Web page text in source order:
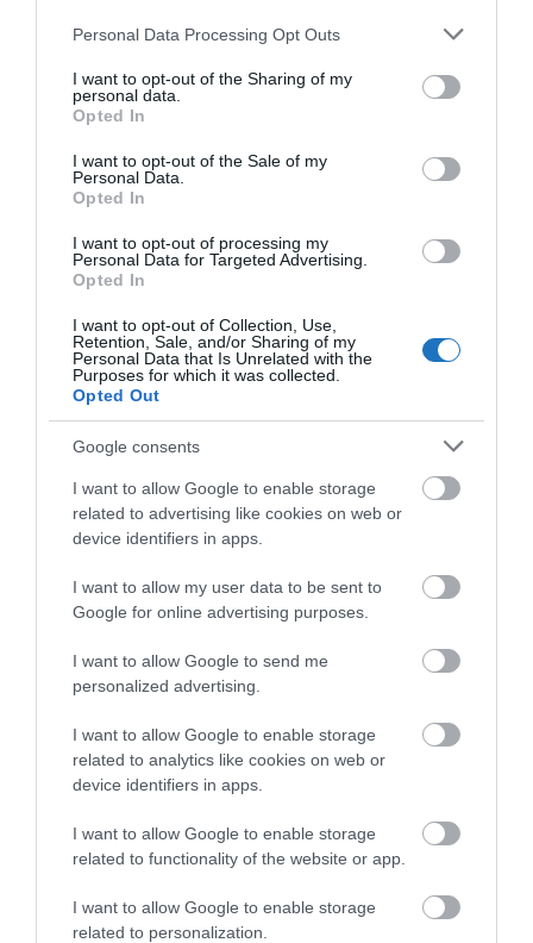
Please note that this website/app uses one or more Google
not limited to your visit or usage behaviour. You may click to
grant or deny consent to Google and its third-party tags to
use your data for below specified purposes in below Google
consent section.
Personal Data Processing Opt Outs
I want to opt-out of the Sharing of my
personal data.
Opted In
I want to opt-out of the Sale of my
Personal Data.
Opted In
I want to opt-out of processing my
Personal Data for Targeted Advertising.
Opted In
I want to opt-out of Collection, Use,
Retention, Sale, and/or Sharing of my
Personal Data that Is Unrelated with the
Purposes for which it was collected.
Opted Out
Google consents
I want to allow Google to enable storage
related to advertising like cookies on web or
device identifiers in apps.
I want to allow my user data to be sent to
Google for online advertising purposes.
I want to allow Google to send me
personalized advertising.
I want to allow Google to enable storage
related to analytics like cookies on web or
device identifiers in apps.
I want to allow Google to enable storage
related to functionality of the website or app.
I want to allow Google to enable storage
related to personalization.
határán egyensúlyoz: sárkányok, tündérek és egy király is
– mondta el Rácz Anikó, a könyv szerzője
A sajtótájékoztatón Kovács Gergely alpolgármester
Sportolj Szoboszló!
programot is ismertette,
amelynek keretében 2025 percen át tartó
jótékonysági sportmaratont rendeznek a
fürdővárosban.